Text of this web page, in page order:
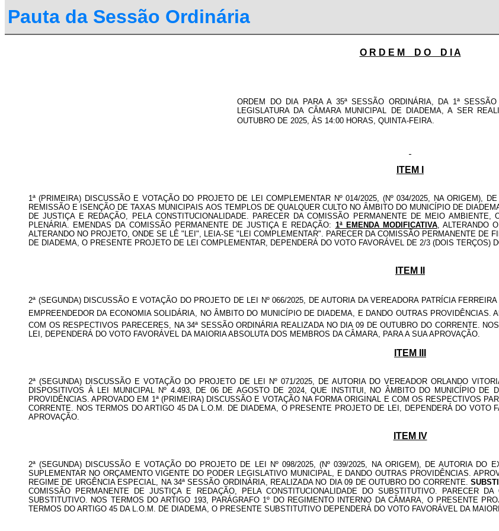
Pauta da Sessão Ordinária
O R D E M D O D I A
ORDEM DO DIA PARA A 35ª SESSÃO ORDINÁRIA, DA 1ª
LEGISLATURA DA CÂMARA MUNICIPAL DE DIADEMA, A SER
OUTUBRO DE 2025, ÀS 14:00 HORAS, QUINTA-FEIRA.
ITEM I
1ª (PRIMEIRA) DISCUSSÃO E VOTAÇÃO DO PROJETO DE LEI COMPLEMENTAR Nº 014/2025, (Nº 034/2025, NA ORIGEM),
REMISSÃO E ISENÇÃO DE TAXAS MUNICIPAIS AOS TEMPLOS DE QUALQUER CULTO NO ÂMBITO DO MUNICÍPIO DE
DE JUSTIÇA E REDAÇÃO, PELA CONSTITUCIONALIDADE. PARECER DA COMISSÃO PERMANENTE DE MEIO
PLENÁRIA. EMENDAS DA COMISSÃO PERMANENTE DE JUSTIÇA E REDAÇÃO: 1ª EMENDA MODIFICATIVA, ALTERANDO
ALTERANDO NO PROJETO, ONDE SE LÊ "LEI", LEIA-SE "LEI COMPLEMENTAR". PARECER DA COMISSÃO PERMANENTE DE
DE DIADEMA, O PRESENTE PROJETO DE LEI COMPLEMENTAR, DEPENDERÁ DO VOTO FAVORÁVEL DE 2/3 (DOIS TERÇOS)
ITEM II
2ª (SEGUNDA) DISCUSSÃO E VOTAÇÃO DO PROJETO DE LEI Nº 066/2025, DE AUTORIA DA VEREADORA PATRÍCIA
EMPREENDEDOR DA ECONOMIA SOLIDÁRIA, NO ÂMBITO DO MUNICÍPIO DE DIADEMA, E DANDO OUTRAS
COM OS RESPECTIVOS PARECERES, NA 34ª SESSÃO ORDINÁRIA REALIZADA NO DIA 09 DE OUTUBRO DO CORRENTE.
LEI, DEPENDERÁ DO VOTO FAVORÁVEL DA MAIORIA ABSOLUTA DOS MEMBROS DA CÂMARA, PARA A SUA APROVAÇÃO.
ITEM III
2ª (SEGUNDA) DISCUSSÃO E VOTAÇÃO DO PROJETO DE LEI Nº 071/2025, DE AUTORIA DO VEREADOR ORLANDO
DISPOSITIVOS À LEI MUNICIPAL Nº 4.493, DE 06 DE AGOSTO DE 2024, QUE INSTITUI, NO ÂMBITO DO MUNICÍPIO DE
PROVIDÊNCIAS. APROVADO EM 1ª (PRIMEIRA) DISCUSSÃO E VOTAÇÃO NA FORMA ORIGINAL E COM OS RESPECTIVOS
CORRENTE. NOS TERMOS DO ARTIGO 45 DA L.O.M. DE DIADEMA, O PRESENTE PROJETO DE LEI, DEPENDERÁ DO VOTO
APROVAÇÃO.
ITEM IV
2ª (SEGUNDA) DISCUSSÃO E VOTAÇÃO DO PROJETO DE LEI Nº 098/2025, (Nº 039/2025, NA ORIGEM), DE AUTORIA DO
SUPLEMENTAR NO ORÇAMENTO VIGENTE DO PODER LEGISLATIVO MUNICIPAL, E DANDO OUTRAS PROVIDÊNCIAS.
REGIME DE URGÊNCIA ESPECIAL, NA 34ª SESSÃO ORDINÁRIA, REALIZADA NO DIA 09 DE OUTUBRO DO CORRENTE.
COMISSÃO PERMANENTE DE JUSTIÇA E REDAÇÃO, PELA CONSTITUCIONALIDADE DO SUBSTITUTIVO. PARECER
SUBSTITUTIVO. NOS TERMOS DO ARTIGO 193, PARÁGRAFO 1º DO REGIMENTO INTERNO DA CÂMARA, O PRESENTE
TERMOS DO ARTIGO 45 DA L.O.M. DE DIADEMA, O PRESENTE SUBSTITUTIVO DEPENDERÁ DO VOTO FAVORÁVEL DA